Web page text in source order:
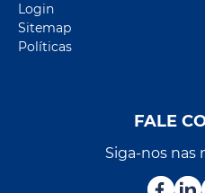
Login
Sitemap
Políticas
FALE
Siga-nos nas